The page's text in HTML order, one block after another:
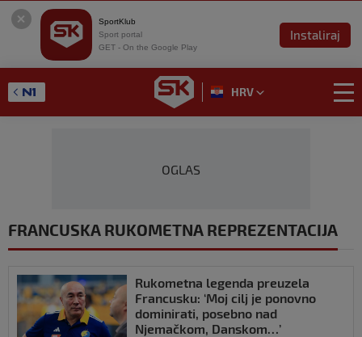
SportKlub
Sport portal
GET - On the Google Play
Instaliraj
HRV
OGLAS
FRANCUSKA RUKOMETNA REPREZENTACIJA
Rukometna legenda preuzela
Francusku: ‘Moj cilj je ponovno
dominirati, posebno nad
Njemačkom, Danskom…’